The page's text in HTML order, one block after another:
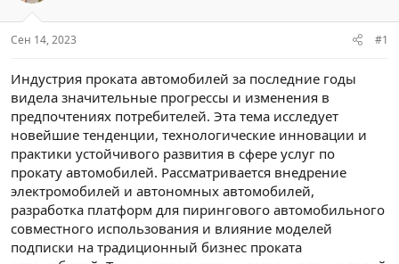
е
м
ч
а
Сен 14, 2023 #1
Индустрия проката автомобилей за последние годы
видела значительные прогрессы и изменения в
предпочтениях потребителей. Эта тема исследует
новейшие тенденции, технологические инновации и
практики устойчивого развития в сфере услуг по
прокату автомобилей. Рассматривается внедрение
электромобилей и автономных автомобилей,
разработка платформ для пирингового автомобильного
совместного использования и влияние моделей
подписки на традиционный бизнес проката